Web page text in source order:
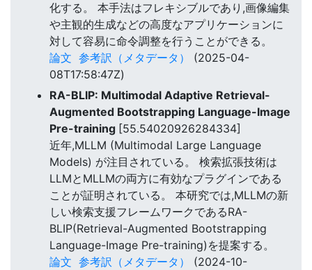
化する。 本手法はフレキシブルであり,画像編集
や主観的生成などの高度なアプリケーションに
対して容易に命令調整を行うことができる。
論文 参考訳（メタデータ）
(2025-04-
08T17:58:47Z)
RA-BLIP: Multimodal Adaptive Retrieval-
Augmented Bootstrapping Language-Image
Pre-training [55.54020926284334]
近年,MLLM (Multimodal Large Language
Models) が注目されている。 検索拡張技術は
LLMとMLLMの両方に有効なプラグインである
ことが証明されている。 本研究では,MLLMの新
しい検索支援フレームワークであるRA-
BLIP(Retrieval-Augmented Bootstrapping
Language-Image Pre-training)を提案する。
論文 参考訳（メタデータ）
(2024-10-